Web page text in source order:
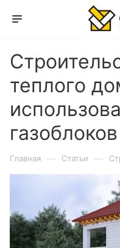
теплого
газоблоков
Главная — Статьи —